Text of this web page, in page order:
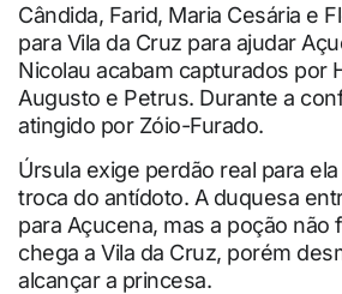
Cândida, Farid, Maria Cesária e
para Vila da Cruz para ajudar
Nicolau acabam capturados por
Augusto e Petrus. Durante a
atingido por Zóio-Furado.
Úrsula exige perdão real para
troca do antídoto. A duquesa
para Açucena, mas a poção não
chega a Vila da Cruz, porém
alcançar a princesa.